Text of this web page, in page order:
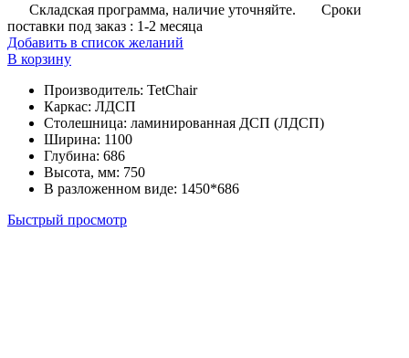
Складская программа, наличие уточняйте.
Сроки
поставки под заказ : 1-2 месяца
Добавить в список желаний
В корзину
Производитель: TetChair
Каркас: ЛДСП
Столешница: ламинированная ДСП (ЛДСП)
Ширина: 1100
Глубина: 686
Высота, мм: 750
В разложенном виде: 1450*686
Быстрый просмотр